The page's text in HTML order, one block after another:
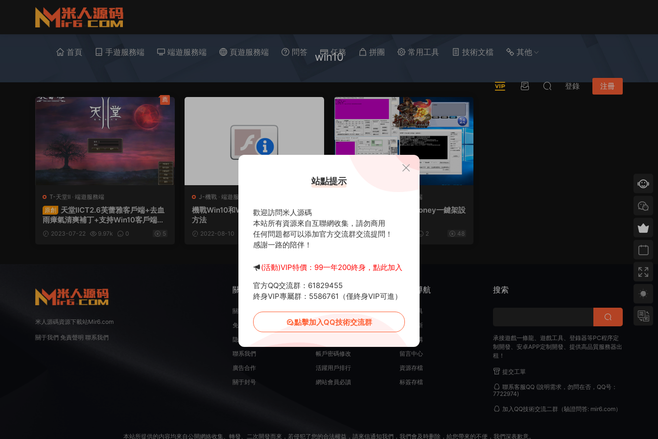
首頁 手遊服務端 端遊服務端 頁遊服務端 問答 任務 拼團 常用工具 技術文檔 其他
登錄 注冊
win10
T-天堂Ⅱ · 端遊服務端
原創
天堂ⅡCT2.6芙蕾雅客戶端+去血
雨瘴氣清爽補丁+支持Win10客戶端補
丁 2023-07-22 9.97k 0 5
薦
J-機戰 · 端遊服務端
機戰Win10和Win11黑白屏修複工具及
方法
2022-08-10 1.07w 0 20
端遊服務端
武林群俠傳2新版自制Money一鍵架設
版本服務端+修改工具
2021-05-07 2 48
米人源碼資源下載站Mir6.com
關于我們 免責聲明 聯系我們
關于我們
關于我們
免責申明
隐私政策
聯系我們
廣告合作
關于封号
服務支持
在線開通會員
源碼投稿發布
帳戶密碼修改
活躍用戶排行
網站會員必讀
熱門導航
常用工具
最近更新
源碼團購
留言中心
資源存檔
标簽存檔
搜索
承接遊戲一條龍、遊戲工具、登錄器等PC程序定
制開發、安卓APP定制開發、提供高品質服務器出
租！
提交工單
聯系客服QQ(說明需求，勿問在否，QQ号：
7722974)
加入QQ技術交流二群（驗證問答: mir6.com）
本站所提供的内容均來自公開網絡收集、轉發、二次開發而來，若侵犯了您的合法權益，請來信通知我們，我們會及時删除，給您帶來的不便，我們深表歉意。
站點提示
歡迎訪問米人源碼
本站所有資源來自互聯網收集，請勿商用
任何問題都可以添加官方交流群交流提問！
感謝一路的陪伴！
(活動)VIP特價：99一年200終身，點此加入
官方QQ交流群：61829455
終身VIP專屬群：5586761（僅終身VIP可進）
點擊加入QQ技術交流群